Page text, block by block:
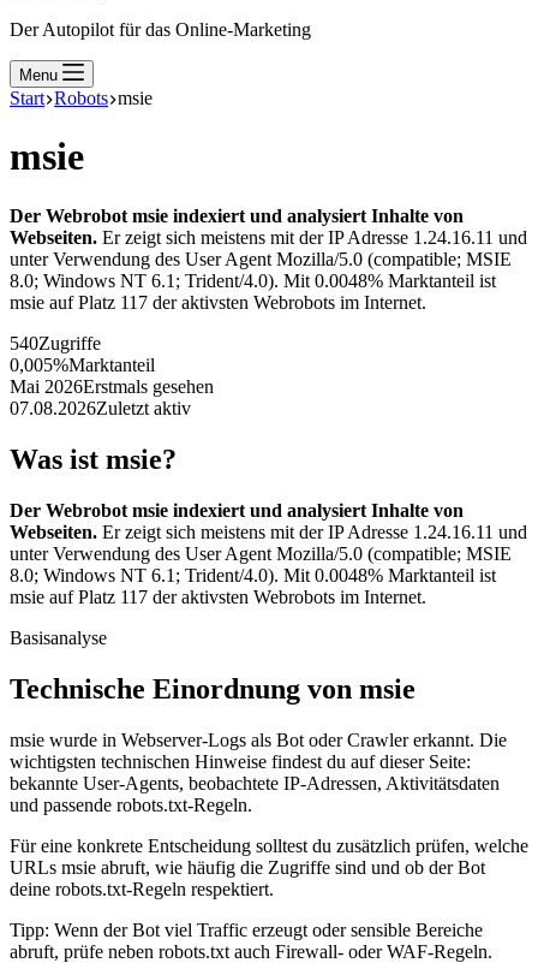
Der Autopilot für das Online-Marketing
Menu
Start Robots msie
msie
Der Webrobot msie indexiert und analysiert Inhalte von
Webseiten. Er zeigt sich meistens mit der IP Adresse 1.24.16.11 und
unter Verwendung des User Agent Mozilla/5.0 (compatible; MSIE
8.0; Windows NT 6.1; Trident/4.0). Mit 0.0048% Marktanteil ist
msie auf Platz 117 der aktivsten Webrobots im Internet.
540Zugriffe
0,005%Marktanteil
Mai 2026Erstmals gesehen
07.08.2026Zuletzt aktiv
Was ist msie?
Der Webrobot msie indexiert und analysiert Inhalte von
Webseiten. Er zeigt sich meistens mit der IP Adresse 1.24.16.11 und
unter Verwendung des User Agent Mozilla/5.0 (compatible; MSIE
8.0; Windows NT 6.1; Trident/4.0). Mit 0.0048% Marktanteil ist
msie auf Platz 117 der aktivsten Webrobots im Internet.
Basisanalyse
Technische Einordnung von msie
msie wurde in Webserver-Logs als Bot oder Crawler erkannt. Die
wichtigsten technischen Hinweise findest du auf dieser Seite:
bekannte User-Agents, beobachtete IP-Adressen, Aktivitätsdaten
und passende robots.txt-Regeln.
Für eine konkrete Entscheidung solltest du zusätzlich prüfen, welche
URLs msie abruft, wie häufig die Zugriffe sind und ob der Bot
deine robots.txt-Regeln respektiert.
Tipp: Wenn der Bot viel Traffic erzeugt oder sensible Bereiche
abruft, prüfe neben robots.txt auch Firewall- oder WAF-Regeln.